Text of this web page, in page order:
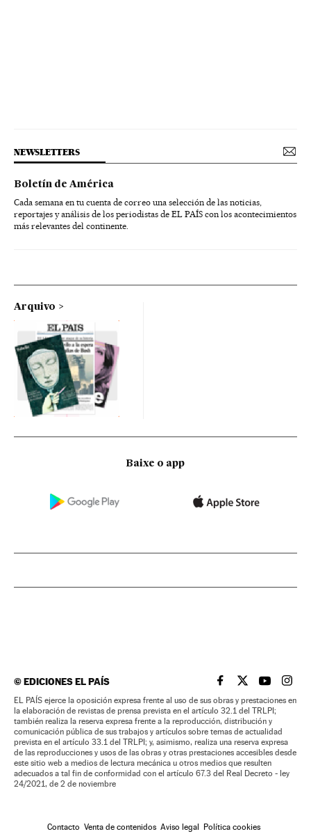
NEWSLETTERS
Boletín de América
Cada semana en tu cuenta de correo una selección de las noticias,
reportajes y análisis de los periodistas de EL PAÍS con los acontecimientos
más relevantes del continente.
Arquivo
Baixe o app
©EDICIONES EL PAÍS EL PAÍS BRASIL EN
EL PAÍSEL PAÍS
EL
EL PAÍS ejerce la oposición expresa frente al uso de sus obras y prestaciones en
la elaboración de revistas de prensa prevista en el artículo 32.1 del TRLPI;
también realiza la reserva expresa frente a la reproducción, distribución y
comunicación pública de sus trabajos y artículos sobre temas de actualidad
prevista en el artículo 33.1 del TRLPI; y, asimismo, realiza una reserva expresa
de las reproducciones y usos de las obras y otras prestaciones accesibles desde
este sitio web a medios de lectura mecánica u otros medios que resulten
adecuados a tal fin de conformidad con el artículo 67.3 del Real Decreto - ley
24/2021, de 2 de noviembre
Contacto Venta de contenidos Aviso legal Política cookies